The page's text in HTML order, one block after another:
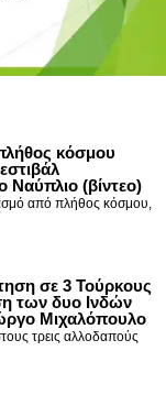
κόσμου
(βίντεο)
από πλήθος κόσμου,
σε 3 Τούρκους
των δυο Ινδών
Μιχαλόπουλο
τρεις αλλοδαπούς